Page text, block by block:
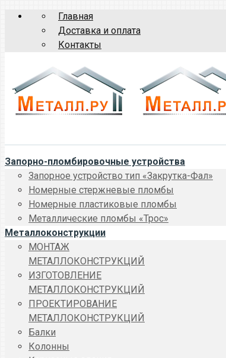
Главная
Доставка и оплата
Контакты
Запорно-пломбировочные устройства
Запорное устройство тип «Закрутка-Фал»
Номерные стержневые пломбы
Номерные пластиковые пломбы
Металлические пломбы «Трос»
Металлоконструкции
МОНТАЖ
МЕТАЛЛОКОНСТРУКЦИЙ
ИЗГОТОВЛЕНИЕ
МЕТАЛЛОКОНСТРУКЦИЙ
ПРОЕКТИРОВАНИЕ
МЕТАЛЛОКОНСТРУКЦИЙ
Балки
Колонны